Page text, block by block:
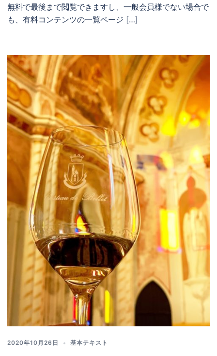
無料で最後まで閲覧できますし、一般会員様でない場合で
も、有料コンテンツの一覧ページ […]
2020年10月26日 基本テキスト